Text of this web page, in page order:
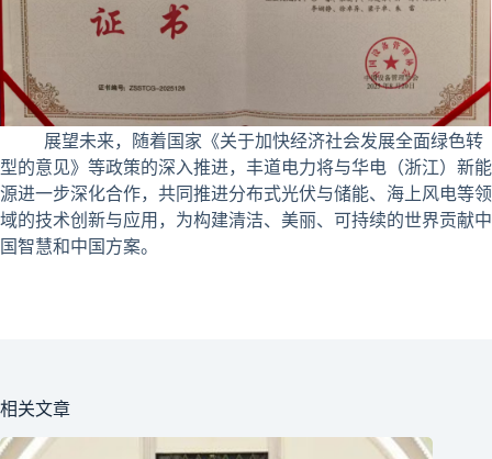
展望未来，随着国家《关于加快经济社会发展全面绿色转
型的意见》等政策的深入推进，丰道电力将与华电（浙江）新能
源进一步深化合作，共同推进分布式光伏与储能、海上风电等领
域的技术创新与应用，为构建清洁、美丽、可持续的世界贡献中
国智慧和中国方案。
相关文章